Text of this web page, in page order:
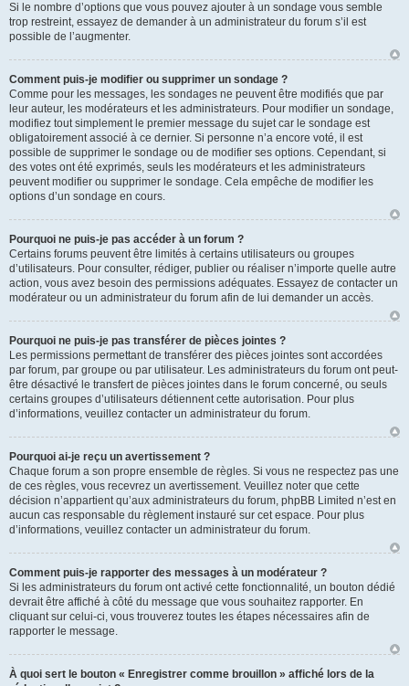
Si le nombre d’options que vous pouvez ajouter à un sondage vous semble
trop restreint, essayez de demander à un administrateur du forum s’il est
possible de l’augmenter.
Comment puis-je modifier ou supprimer un sondage ?
Comme pour les messages, les sondages ne peuvent être modifiés que par
leur auteur, les modérateurs et les administrateurs. Pour modifier un sondage,
modifiez tout simplement le premier message du sujet car le sondage est
obligatoirement associé à ce dernier. Si personne n’a encore voté, il est
possible de supprimer le sondage ou de modifier ses options. Cependant, si
des votes ont été exprimés, seuls les modérateurs et les administrateurs
peuvent modifier ou supprimer le sondage. Cela empêche de modifier les
options d’un sondage en cours.
Pourquoi ne puis-je pas accéder à un forum ?
Certains forums peuvent être limités à certains utilisateurs ou groupes
d’utilisateurs. Pour consulter, rédiger, publier ou réaliser n’importe quelle autre
action, vous avez besoin des permissions adéquates. Essayez de contacter un
modérateur ou un administrateur du forum afin de lui demander un accès.
Pourquoi ne puis-je pas transférer de pièces jointes ?
Les permissions permettant de transférer des pièces jointes sont accordées
par forum, par groupe ou par utilisateur. Les administrateurs du forum ont peut-
être désactivé le transfert de pièces jointes dans le forum concerné, ou seuls
certains groupes d’utilisateurs détiennent cette autorisation. Pour plus
d’informations, veuillez contacter un administrateur du forum.
Pourquoi ai-je reçu un avertissement ?
Chaque forum a son propre ensemble de règles. Si vous ne respectez pas une
de ces règles, vous recevrez un avertissement. Veuillez noter que cette
décision n’appartient qu’aux administrateurs du forum, phpBB Limited n’est en
aucun cas responsable du règlement instauré sur cet espace. Pour plus
d’informations, veuillez contacter un administrateur du forum.
Comment puis-je rapporter des messages à un modérateur ?
Si les administrateurs du forum ont activé cette fonctionnalité, un bouton dédié
devrait être affiché à côté du message que vous souhaitez rapporter. En
cliquant sur celui-ci, vous trouverez toutes les étapes nécessaires afin de
rapporter le message.
À quoi sert le bouton « Enregistrer comme brouillon » affiché lors de la